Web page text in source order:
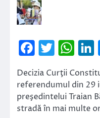
Decizia Curţii
referendumul din 29
preşedintelui Traian
stradă în mai multe